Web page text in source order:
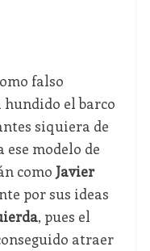
falso
el barco
siquiera de
ese modelo de
como Javier
por sus ideas
, pues el
atraer